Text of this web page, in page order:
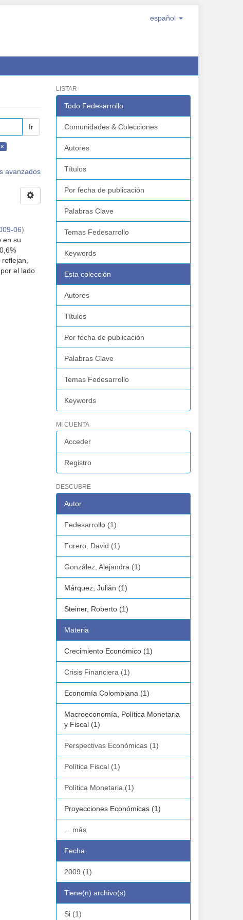
español
Ir
avanzados
06)
en su
el lado
LISTAR
Todo Fedesarrollo
Comunidades & Colecciones
Autores
Títulos
Por fecha de publicación
Palabras Clave
Temas Fedesarrollo
Keywords
Esta colección
Autores
Títulos
Por fecha de publicación
Palabras Clave
Temas Fedesarrollo
Keywords
MI CUENTA
Acceder
Registro
DESCUBRE
Autor
Fedesarrollo (1)
Forero, David (1)
González, Alejandra (1)
Márquez, Julián (1)
Steiner, Roberto (1)
Materia
Crecimiento Económico (1)
Crisis Financiera (1)
Economía Colombiana (1)
Macroeconomía, Política Monetaria
y Fiscal (1)
Perspectivas Económicas (1)
Política Fiscal (1)
Política Monetaria (1)
Proyecciones Económicas (1)
... más
Fecha
2009 (1)
Tiene(n) archivo(s)
Si (1)